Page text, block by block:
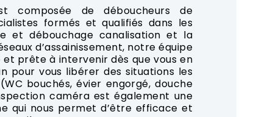
composée de déboucheurs de
formés et qualifiés dans les
et débouchage canalisation et la
d’assainissement, notre équipe
prête à intervenir dès que vous en
pour vous libérer des situations les
bouchés, évier engorgé, douche
caméra est également une
qui nous permet d’être efficace et